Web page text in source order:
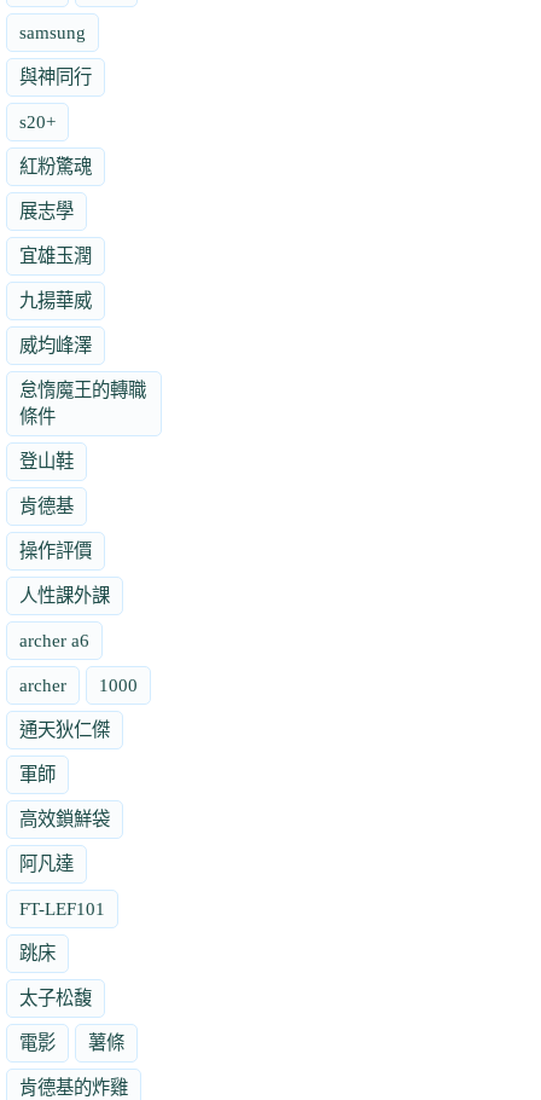
samsung
與神同行
s20+
紅粉驚魂
展志學
宜雄玉潤
九揚華威
威均峰澤
怠惰魔王的轉職
條件
登山鞋
肯德基
操作評價
人性課外課
archer a6
archer 1000
通天狄仁傑
軍師
高效鎖鮮袋
阿凡達
FT-LEF101
跳床
太子松馥
電影 薯條
肯德基的炸雞